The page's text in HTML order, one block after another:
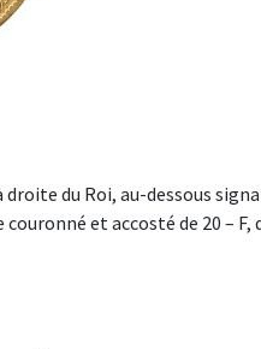
droite du Roi, au-dessous
et accosté de 20 – F,